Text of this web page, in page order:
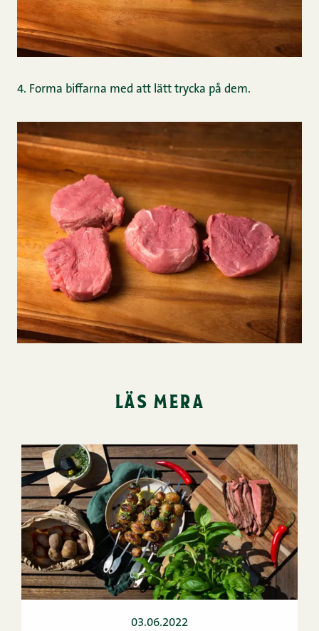
4. Forma biffarna med att lätt trycka på dem.
läs mera
03.06.2022